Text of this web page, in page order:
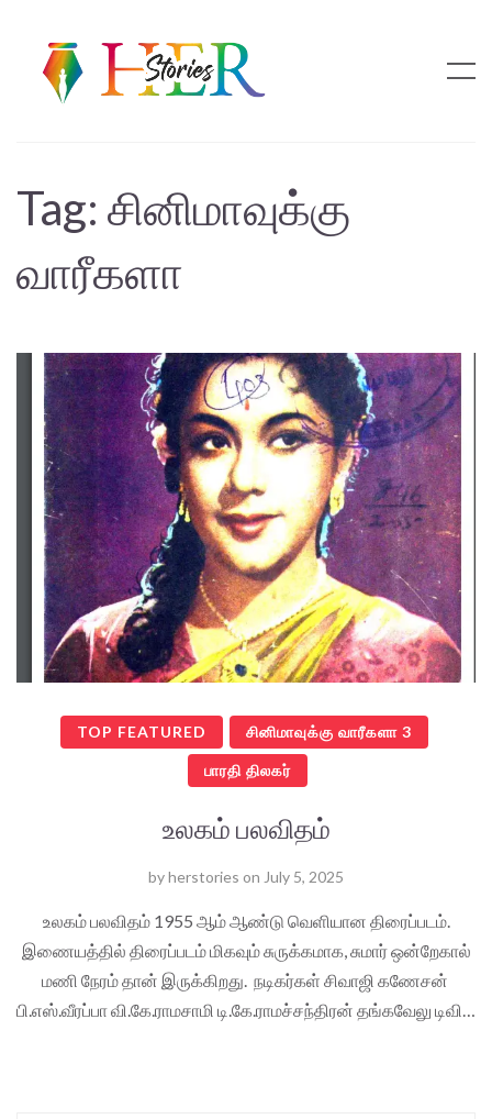
Tag: சினிமாவுக்கு
வாரீகளா
TOP FEATURED சினிமாவுக்கு வாரீகளா 3
பாரதி திலகர்
உலகம் பலவிதம்
byherstories on July 5, 2025
உலகம் பலவிதம் 1955 ஆம் ஆண்டு வெளியான திரைப்படம்.
இணையத்தில் திரைப்படம் மிகவும் சுருக்கமாக, சுமார் ஒன்றேகால்
மணி நேரம் தான் இருக்கிறது. நடிகர்கள் சிவாஜி கணேசன்
பி.எஸ்.வீரப்பா வி.கே.ராமசாமி டி.கே.ராமச்சந்திரன் தங்கவேலு டிவி…